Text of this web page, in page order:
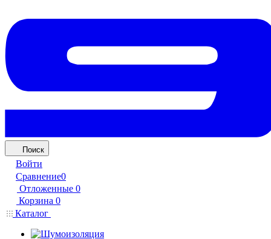
Поиск
Войти
Сравнение0
Отложенные 0
Корзина 0
Каталог